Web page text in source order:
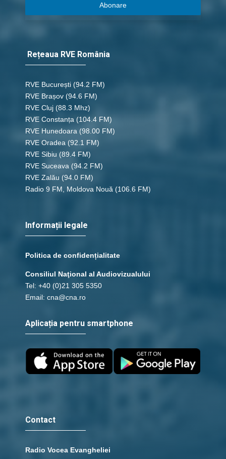
Abonare
Rețeaua RVE România
RVE București (94.2 FM)
RVE Brașov (94.6 FM)
RVE Cluj (88.3 Mhz)
RVE Constanța (104.4 FM)
RVE Hunedoara (98.00 FM)
RVE Oradea (92.1 FM)
RVE Sibiu (89.4 FM)
RVE Suceava (94.2 FM)
RVE Zalău (94.0 FM)
Radio 9 FM, Moldova Nouă (106.6 FM)
Informații legale
Politica de confidențialitate
Consiliul Naţional al Audiovizualului
Tel: +40 (0)21 305 5350
Email: cna@cna.ro
Aplicația pentru smartphone
Contact
Radio Vocea Evangheliei